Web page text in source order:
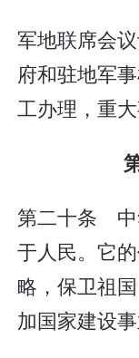
军地联席会
府和驻地军
工办理，重
第二十条 中
于人民。它
略，保卫祖
加国家建设